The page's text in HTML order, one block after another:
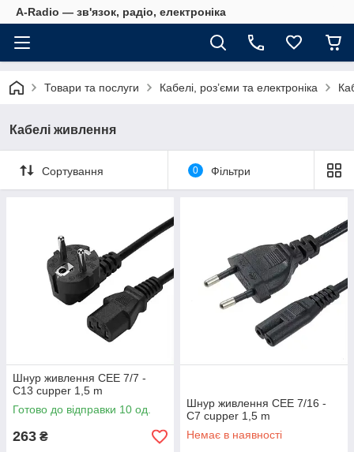
A-Radio — зв'язок, радіо, електроніка
Товари та послуги Кабелі, роз’єми та електроніка
Кабелі живлення
Сортування 0 Фільтри
Шнур живлення CEE 7/7 -
C13 cupper 1,5 m
Готово до відправки 10 од.
263 ₴
Шнур живлення CEE 7/16 -
C7 cupper 1,5 m
Немає в наявності